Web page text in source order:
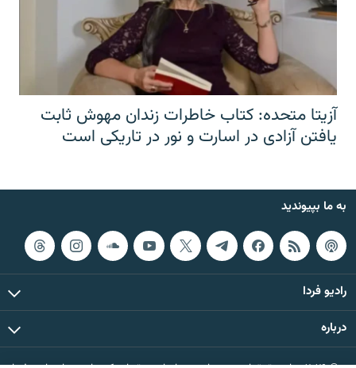
آزیتا متحده: کتاب خاطرات زندان مهوش ثابت
یافتن آزادی در اسارت و نور در تاریکی است
به ما بپیوندید
رادیو فردا
درباره